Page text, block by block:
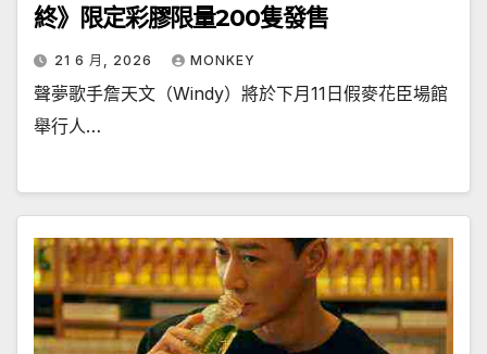
終》限定彩膠限量200隻發售
21 6 月, 2026 MONKEY
聲夢歌手詹天文（Windy）將於下月11日假麥花臣場館
舉行人…